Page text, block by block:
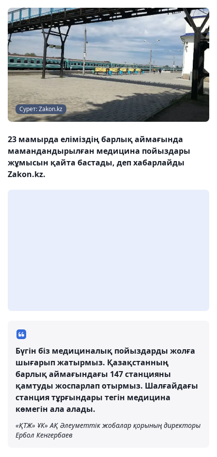
Сурет: Zakon.kz
23 мамырда еліміздің барлық аймағында
мамандандырылған медицина пойыздары
жұмысын қайта бастады, деп хабарлайды
Zakon.kz.
Бүгін біз медициналық пойыздарды жолға
шығарып жатырмыз. Қазақстанның
барлық аймағындағы 147 станцияны
қамтуды жоспарлап отырмыз. Шалғайдағы
станция тұрғындары тегін медицина
көмегін ала алады.
«ҚТЖ» ҰК» АҚ Әлеуметтік жобалар қорының директоры
Ербол Кенгербаев